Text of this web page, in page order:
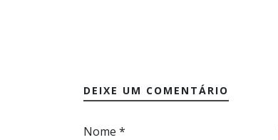
DEIXE UM COMENTÁRIO
Nome *